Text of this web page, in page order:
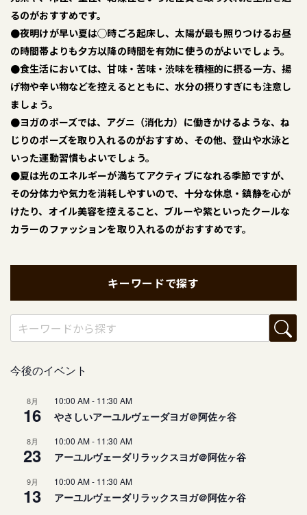
るのがおすすめです。
●夜明けが早い夏は◯時ごろ起床し、太陽が最も照りつけるお昼
の時間帯よりも夕方以降の時間を有効に使うのがよいでしょう。
●食生活においては、甘味・苦味・渋味を積極的に摂る一方、揚
げ物や辛い物などを控えるとともに、水分の摂りすぎにも注意し
ましょう。
●ヨガのポーズでは、アグニ（消化力）に働きかけるような、ね
じりのポーズを取り入れるのがおすすめ、その他、登山や水泳と
いった運動習慣もよいでしょう。
●夏は光のエネルギーが満ちてアクティブになれる季節ですが、
その分体力や気力を消耗しやすいので、十分な休息・鎮静を心が
けたり、オイル美容を控えること、ブルーや紫といったクールな
カラーのファッションを取り入れるのがおすすめです。
キーワードで探す
今後のイベント
8月
16
10:00 AM- 11:30 AM
やさしいアーユルヴェーダヨガ＠阿佐ヶ谷
8月
23
10:00 AM- 11:30 AM
アーユルヴェーダリラックスヨガ＠阿佐ヶ谷
9月
13
10:00 AM- 11:30 AM
アーユルヴェーダリラックスヨガ＠阿佐ヶ谷